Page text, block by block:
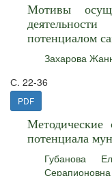
Мотивы
потенциалом
Захарова
С. 22-36
PDF
Методические
потенциала
Губанова
Серапионовна